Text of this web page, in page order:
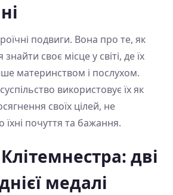
подвиги. Вона про те, як
своє місце у світі, де їх
материнством і послухом.
використовує їх як
своїх цілей, не
почуття та бажання.
дві
медалі